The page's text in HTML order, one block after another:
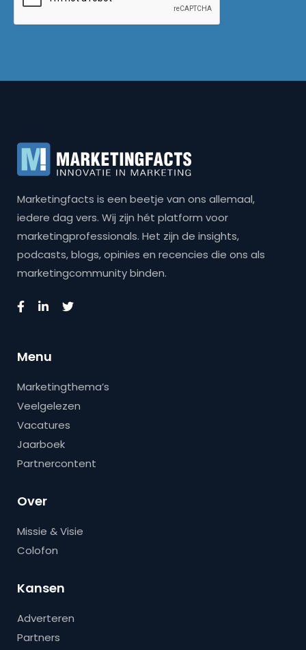
Marketingfacts is een beetje van ons allemaal,
iedere dag vers. Wij zijn hét platform voor
marketingprofessionals. Het zijn de insights,
podcasts, blogs, opinies en recencies die ons als
marketingcommunity binden.
Menu
Marketingthema’s
Veelgelezen
Vacatures
Jaarboek
Partnercontent
Over
Missie & Visie
Colofon
Kansen
Adverteren
Partners